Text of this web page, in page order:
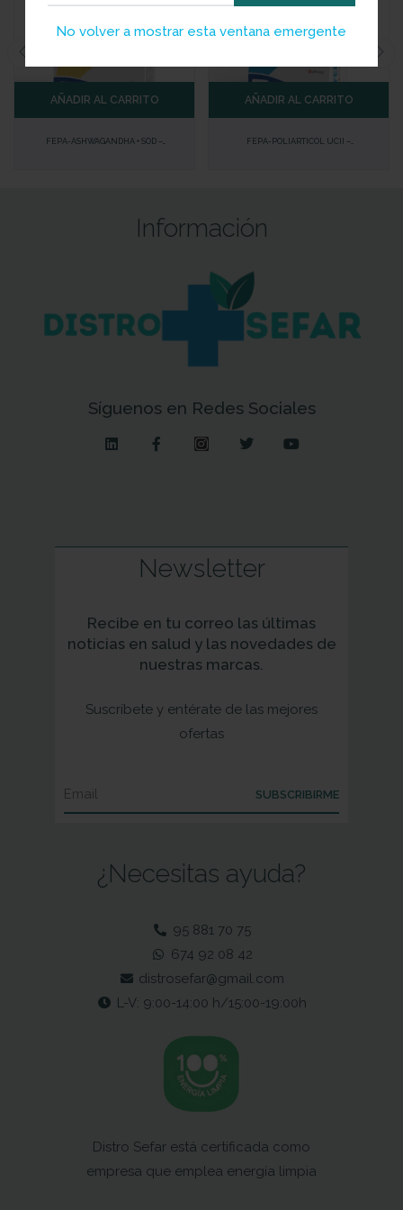
No volver a mostrar esta ventana emergente
AÑADIR AL CARRITO
FEPA-ASHWAGANDHA + SOD –
AÑADIR AL CARRITO
FEPA-POLIARTICOL UCII –
Información
Síguenos en Redes Sociales
Newsletter
Recibe en tu correo las últimas
noticias en salud y las novedades de
nuestras marcas.
Suscríbete y entérate de las mejores
ofertas
SUBSCRIBIRME
¿Necesitas ayuda?
95 881 70 75
674 92 08 42
distrosefar@gmail.com
L-V: 9:00-14:00 h/15:00-19:00h
Distro Sefar está certificada como
empresa que emplea energía limpia